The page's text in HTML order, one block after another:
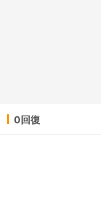
0回復